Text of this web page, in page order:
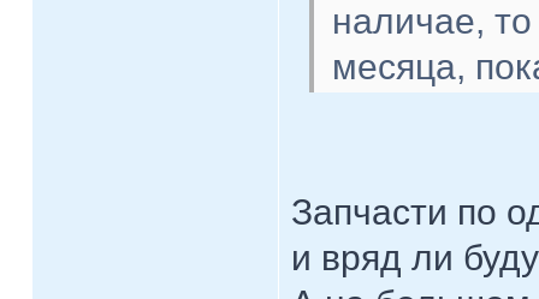
наличае,
месяца,
Запчасти по
и вряд ли